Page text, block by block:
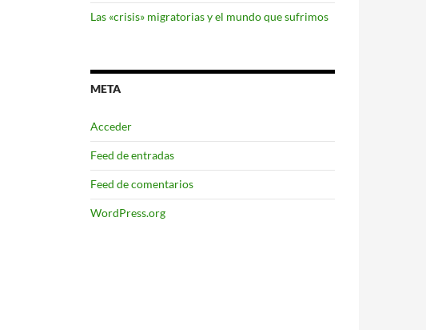
Las «crisis» migratorias y el mundo que sufrimos
META
Acceder
Feed de entradas
Feed de comentarios
WordPress.org